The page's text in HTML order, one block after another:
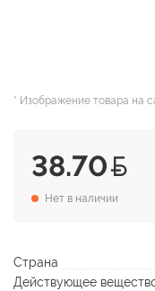
* Изображение товара на
38.70
Нет в наличии
Страна
Действующее